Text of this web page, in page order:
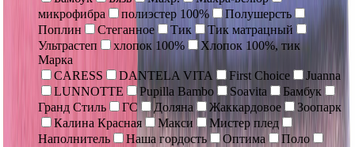
микрофибра
полиэстер 100%
Полушерсть
Поплин
Стеганное Тик
Тик матрацный
Ультрастеп
хлопок 100%
Хлопок 100%, тик
Марка
CARESS
DANTELA VITA First Choice
Juanna
LUNNOTTE
Pupilla Bambo Soavita
Бамбук
Гранд Стиль
ГС Доляна Жаккардовое
Зоопарк
Калина Красная
Макси
Мистер плед
Наполнитель
Наша гордость Оптима
Поло